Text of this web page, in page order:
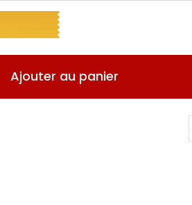
Ajouter au panier